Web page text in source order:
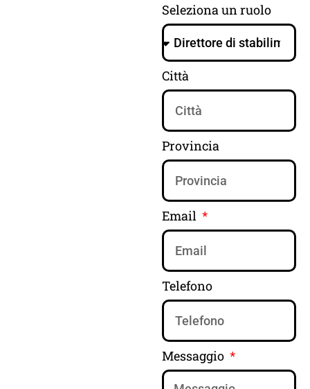
Seleziona un ruolo
Città
Provincia
Email
Telefono
Messaggio